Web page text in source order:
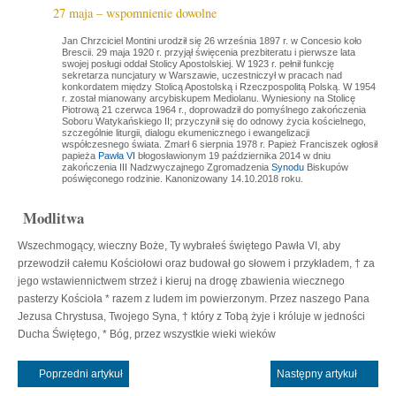
27 maja – wspomnienie dowolne
Jan Chrzciciel Montini urodził się 26 września 1897 r. w Concesio koło
Brescii. 29 maja 1920 r. przyjął święcenia prezbiteratu i pierwsze lata
swojej posługi oddał Stolicy Apostolskiej. W 1923 r. pełnił funkcję
sekretarza nuncjatury w Warszawie, uczestniczył w pracach nad
konkordatem między Stolicą Apostolską i Rzeczpospolitą Polską. W 1954
r. został mianowany arcybiskupem Mediolanu. Wyniesiony na Stolicę
Piotrową 21 czerwca 1964 r., doprowadził do pomyślnego zakończenia
Soboru Watykańskiego II; przyczynił się do odnowy życia kościelnego,
szczególnie liturgii, dialogu ekumenicznego i ewangelizacji
współczesnego świata. Zmarł 6 sierpnia 1978 r. Papież Franciszek ogłosił
papieża Pawła VI błogosławionym 19 października 2014 w dniu
zakończenia III Nadzwyczajnego Zgromadzenia Synodu Biskupów
poświęconego rodzinie. Kanonizowany 14.10.2018 roku.
Modlitwa
Wszechmogący, wieczny Boże, Ty wybrałeś świętego Pawła VI, aby
przewodził całemu Kościołowi oraz budował go słowem i przykładem, † za
jego wstawiennictwem strzeż i kieruj na drogę zbawienia wiecznego
pasterzy Kościoła * razem z ludem im powierzonym. Przez naszego Pana
Jezusa Chrystusa, Twojego Syna, † który z Tobą żyje i króluje w jedności
Ducha Świętego, * Bóg, przez wszystkie wieki wieków
Poprzedni artykuł Następny artykuł